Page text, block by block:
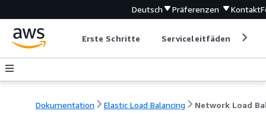
Deutsch Präferenzen Kontakt
Erste Schritte Serviceleitfäden
Dokumentation Elastic Load Balancing